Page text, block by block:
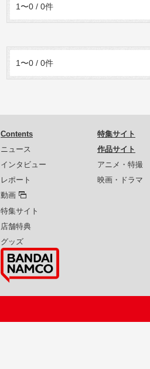
1〜0 / 0件
1〜0 / 0件
Contents
ニュース
インタビュー
レポート
動画
特集サイト
店舗特典
グッズ
特集サイト
作品サイト
アニメ・特撮
映画・ドラマ